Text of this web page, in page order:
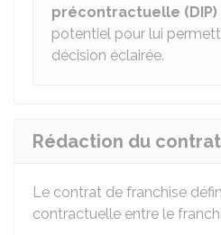
précontractuelle (DIP)
potentiel pour lui
décision éclairée.
Rédaction du
Le contrat de franchise
contractuelle entre le